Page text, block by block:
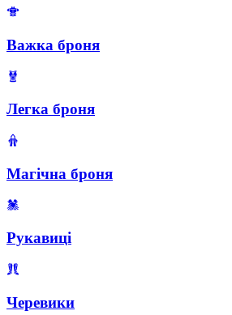
Важка броня
Легка броня
Магічна броня
Рукавиці
Черевики